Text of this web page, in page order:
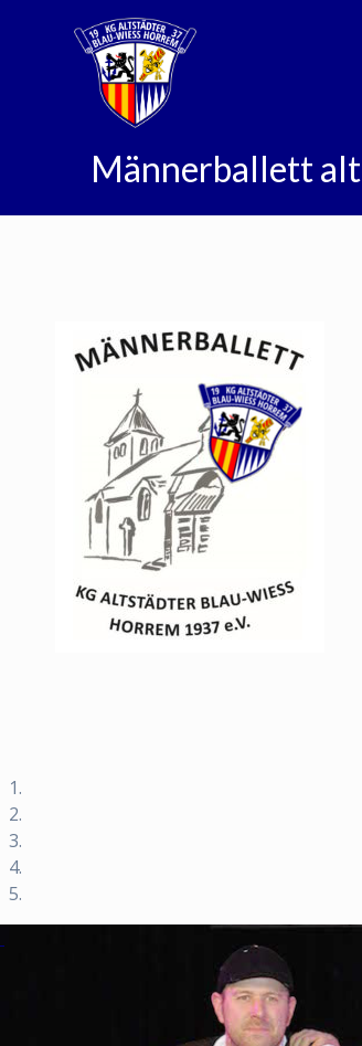
Männerballett alt